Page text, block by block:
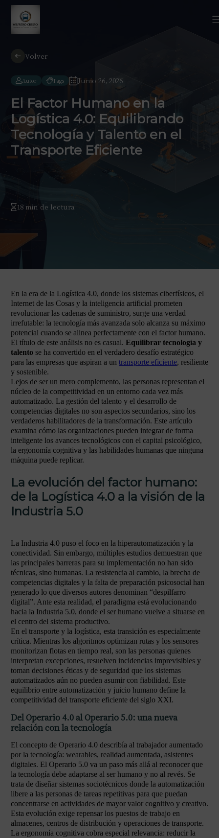
Volver
Autor Tags Junio 26, 2026
El Factor Humano en la
Logística 4.0: Equilibrando
Tecnología y Talento en el
Transporte Eficiente
18 min de lectura
En la era de la Logística 4.0, donde los sistemas ciberfísicos, el
Internet de las Cosas y la inteligencia artificial prometen
revolucionar las cadenas de suministro, surge una verdad
irrefutable: la tecnología más avanzada solo alcanza su máximo
potencial cuando se alinea perfectamente con el factor humano.
El título de este análisis no es casual. Equilibrar tecnología y
talento se ha convertido en el verdadero desafío estratégico
para las empresas que aspiran a un transporte eficiente, resiliente
y sostenible.
Lejos de ser un mero complemento, las personas representan el
núcleo de la competitividad en un entorno cada vez más
automatizado. La gestión del talento y el desarrollo de
competencias digitales no son aspectos secundarios, sino los
verdaderos habilitadores de la transformación. Este artículo
examina cómo las organizaciones pueden integrar de forma
inteligente los avances tecnológicos con el capital psicológico,
la ergonomía cognitiva y las habilidades humanas que ninguna
máquina puede replicar.
La evolución del factor humano:
de la Logística 4.0 a la visión de la
Industria 5.0
La Industria 4.0 puso el foco en la hiperautomatización y la
conectividad. Sin embargo, múltiples estudios demuestran que
las principales barreras para su implementación no han sido
técnicas, sino humanas. La resistencia al cambio, la brecha de
competencias digitales y la falta de preparación psicosocial han
generado lo que diversos autores denominan “despilfarro
digital”. Ante esta realidad, el paradigma está evolucionando
hacia la Industria 5.0, donde el ser humano vuelve a situarse en
el centro del sistema productivo.
En el transporte y la logística, esta transición es especialmente
crítica. Mientras los algoritmos optimizan rutas y los sensores
monitorizan flotas en tiempo real, son las personas quienes
interpretan excepciones, resuelven incidencias imprevisibles y
toman decisiones éticas y de seguridad que los sistemas
automatizados aún no pueden asumir con fiabilidad. Este
equilibrio entre automatización y juicio humano define la
competitividad del transporte eficiente del siglo XXI.
Del Operario 4.0 al Operario 5.0: una nueva
relación con la tecnología
El concepto de Operario 4.0 describía al trabajador aumentado
por la tecnología: wearables, realidad aumentada, asistentes
digitales. El Operario 5.0 va un paso más allá al reconocer que
la tecnología debe adaptarse al ser humano y no al revés. Se
trata de diseñar sistemas sociotécnicos donde la automatización
libere a las personas de tareas repetitivas para que puedan
concentrarse en actividades de mayor valor cognitivo y creativo.
Esta evolución exige repensar los puestos de trabajo en
almacenes, centros de distribución y operaciones de transporte.
La ergonomía cognitiva cobra especial relevancia: reducir la